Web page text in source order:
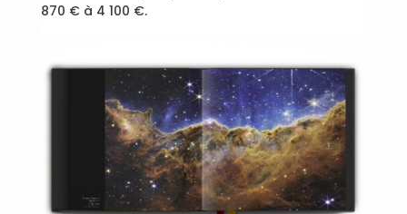
870 € à 4 100 €.